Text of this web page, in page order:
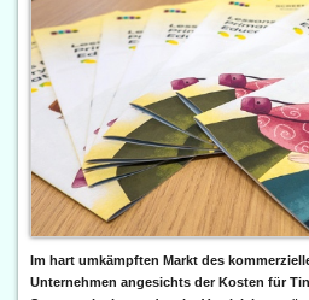
Im hart umkämpften Markt des
Unternehmen angesichts der Kosten für